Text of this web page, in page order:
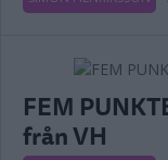
FEM
från VH